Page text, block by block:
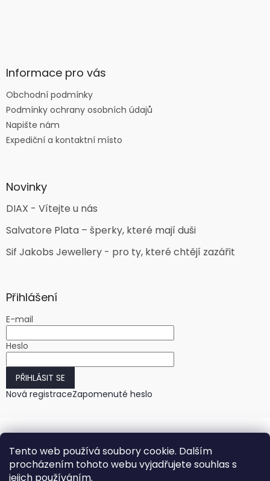
Tento web používá soubory cookie. Dalším
procházením tohoto webu vyjadřujete souhlas s
jejich používáním.
Informace pro vás
Obchodní podmínky
Podmínky ochrany osobních údajů
Napište nám
Expediční a kontaktní místo
Novinky
DIAX - Vítejte u nás
Salvatore Plata – šperky, které mají duši
Sif Jakobs Jewellery - pro ty, které chtějí zazářit
Přihlášení
E-mail
Heslo
PŘIHLÁSIT SE
Nová registraceZapomenuté heslo